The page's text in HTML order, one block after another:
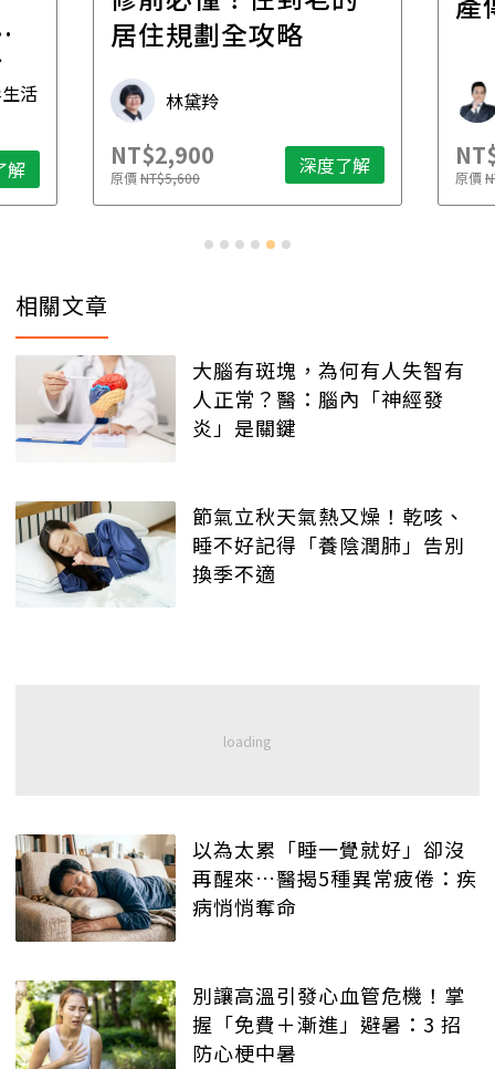
活
解
居住規劃全攻略
林黛羚
NT$2,900
原價NT$5,600 深度了解 原價
相關文章
大腦有斑塊，為何有人失智有
人正常？醫：腦內「神經發
炎」是關鍵
節氣立秋天氣熱又燥！乾咳、
睡不好記得「養陰潤肺」告別
換季不適
以為太累「睡一覺就好」卻沒
再醒來…醫揭5種異常疲倦：疾
病悄悄奪命
別讓高溫引發心血管危機！掌
握「免費＋漸進」避暑：3 招
防心梗中暑